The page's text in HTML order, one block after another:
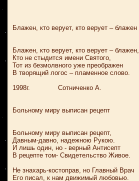
Блажен, кто верует, кто верует – блажен
Блажен, кто верует, кто верует – блажен,
Кто не стыдится имени Святого,
Тот из безмолвного уже преображен
В творящий логос – пламенное слово.
1998г. Сотниченко А.
Больному миру выписан рецепт
Больному миру выписан рецепт,
Давным-давно, надежною Рукою.
И лишь один, но - верный Антисепт
В рецепте том- Свидетельство Живое.
Не знахарь-костоправ, но Главный Врач
Его писал, к нам движимый любовью.